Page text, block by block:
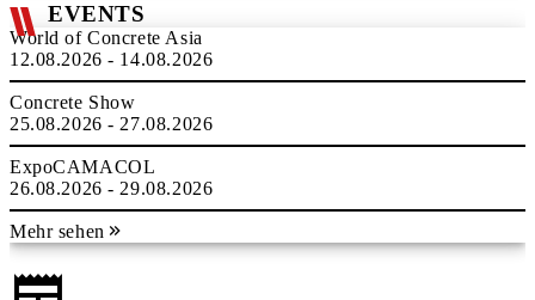
EVENTS
World of Concrete Asia
12.08.2026 - 14.08.2026
Concrete Show
25.08.2026 - 27.08.2026
ExpoCAMACOL
26.08.2026 - 29.08.2026
Mehr sehen